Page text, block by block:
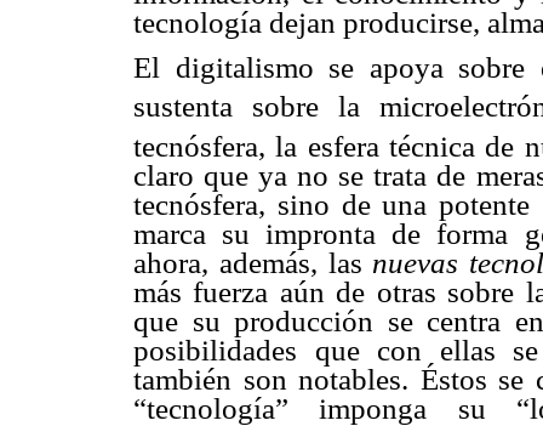
tecnología dejan producirse,
El digitalismo se apoya sobre
sustenta sobre la
tecnósfera, la esfera técnica de
claro que ya no se trata de
tecnósfera, sino de una potente
marca su impronta de forma
ahora, además, las nuevas
más fuerza aún de otras sobre
que su producción se centra
posibilidades que con ellas
también son notables. Éstos
“tecnología” imponga su